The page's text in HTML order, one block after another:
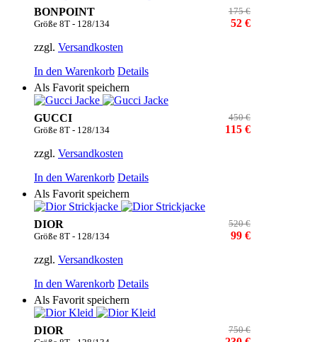
BONPOINT
Größe 8T - 128/134
175 €
52 €
zzgl. Versandkosten
In den Warenkorb Details
Als Favorit speichern
GUCCI
Größe 8T - 128/134
450 €
115 €
zzgl. Versandkosten
In den Warenkorb Details
Als Favorit speichern
DIOR
Größe 8T - 128/134
520 €
99 €
zzgl. Versandkosten
In den Warenkorb Details
Als Favorit speichern
DIOR 750 €